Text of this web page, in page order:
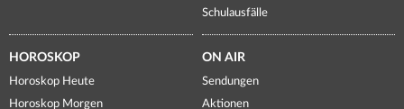
Schulausfälle
HOROSKOP
Horoskop Heute
Horoskop Morgen
ON AIR
Sendungen
Aktionen